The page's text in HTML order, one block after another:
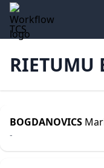
TCS
RIETUMU
BOGDANOVICS
-